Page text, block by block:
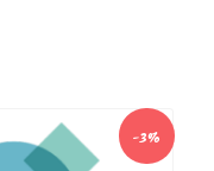
-3%